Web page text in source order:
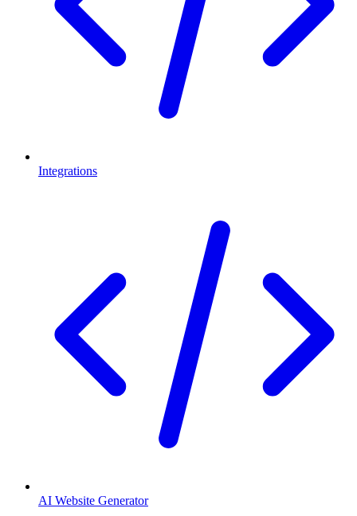
Integrations
AI Website Generator